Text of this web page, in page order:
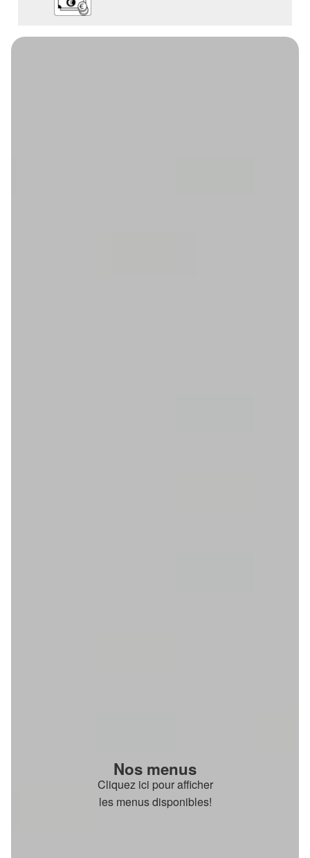
Nos menus
Cliquez ici pour afficher
les menus disponibles!